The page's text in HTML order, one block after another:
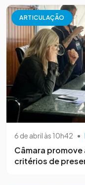
ARTICULAÇÃO
6 de abril às 10h42 •
Câmara
critérios de